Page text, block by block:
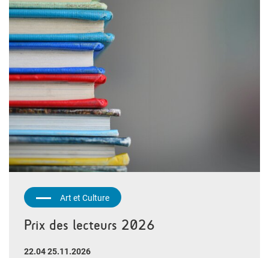
Art et Culture
Prix des lecteurs 2026
22.04 25.11.2026